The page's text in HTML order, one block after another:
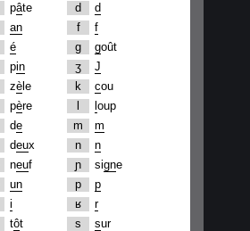
pâte
an
é
pin
zè le
père
de
deux
neuf
un
i
tôt
d
d
f
f
g
goût
ʒ
J
k
cou
oup
m
m
n
n
ɲ
signe
p
p
ʁ
r
s
sur